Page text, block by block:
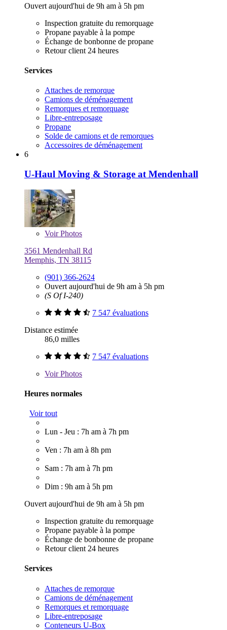
Ouvert aujourd'hui de 9h am à 5h pm
Inspection gratuite du remorquage
Propane payable à la pompe
Échange de bonbonne de propane
Retour client 24 heures
Services
Attaches de remorque
Camions de déménagement
Remorques et remorquage
Libre-entreposage
Propane
Solde de camions et de remorques
Accessoires de déménagement
6
U-Haul Moving & Storage at Mendenhall
VoirPhotos
3561 Mendenhall Rd
Memphis, TN 38115
(901) 366-2624
Ouvert aujourd'hui de 9h am à 5h pm
(S Of I-240)
7 547 évaluations
Distance estimée
86,0 milles
7 547 évaluations
VoirPhotos
Heures normales
Voir tout
Lun - Jeu : 7h am à 7h pm
Ven : 7h am à 8h pm
Sam : 7h am à 7h pm
Dim : 9h am à 5h pm
Ouvert aujourd'hui de 9h am à 5h pm
Inspection gratuite du remorquage
Propane payable à la pompe
Échange de bonbonne de propane
Retour client 24 heures
Services
Attaches de remorque
Camions de déménagement
Remorques et remorquage
Libre-entreposage
Conteneurs U-Box